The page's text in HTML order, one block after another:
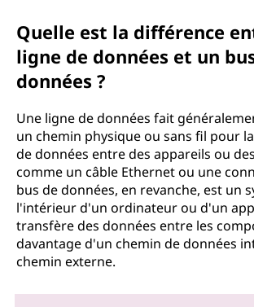
Quelle est la différence
ligne de données et un
données ?
Une ligne de données fait
un chemin physique ou sans fil pour
de données entre des appareils ou
comme un câble Ethernet ou une
bus de données, en revanche, est un
l'intérieur d'un ordinateur ou d'un
transfère des données entre les
davantage d'un chemin de données
chemin externe.